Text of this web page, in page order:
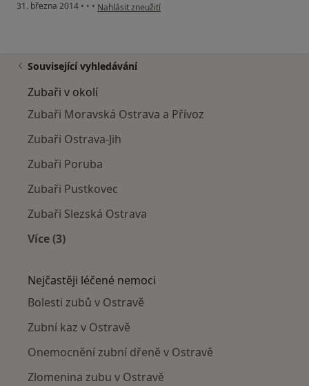
31. března 2014 • • • podle názoru uživatele Váš účet byl odstraněn
Nahlásit zneužití
Související vyhledávání
Zubaři v okolí
Zubaři Moravská Ostrava a Přívoz
Zubaři Ostrava-Jih
Zubaři Poruba
Zubaři Pustkovec
Zubaři Slezská Ostrava
Více (3)
Nejčastěji léčené nemoci
Bolesti zubů v Ostravě
Zubní kaz v Ostravě
Onemocnění zubní dřeně v Ostravě
Zlomenina zubu v Ostravě